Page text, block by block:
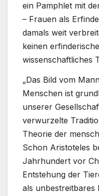
ein Pamphlet mit
– Frauen als
damals weit
keinen
wissenschaftliches
„Das Bild vom
Menschen ist
unserer
verwurzelte
Theorie der
Schon Aristoteles
Jahrhundert vor
Entstehung der
als unbestreitbares